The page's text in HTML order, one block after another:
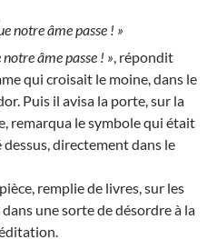
notre âme passe ! »
notre âme passe ! » , répondit
qui croisait le moine, dans le
Puis il avisa la porte, sur la
remarqua le symbole qui était
dessus, directement dans le
remplie de livres, sur les
une sorte de désordre à la